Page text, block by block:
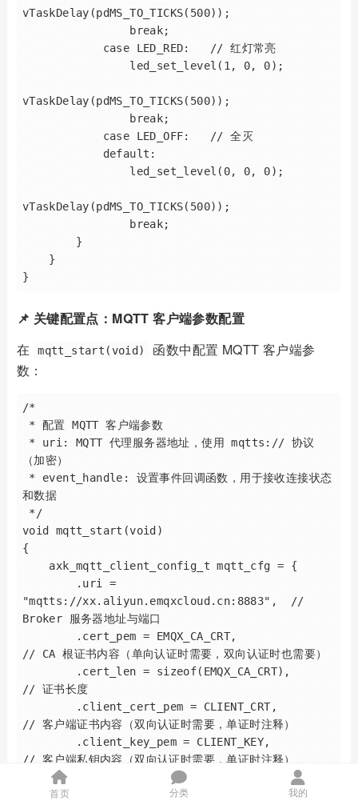
vTaskDelay(pdMS_TO_TICKS(500));
vTaskDelay(pdMS_TO_TICKS(500));
vTaskDelay(pdMS_TO_TICKS(500));
📌 关键配置点：MQTT 客户端参数配置
在
mqtt_start(void)
函数中配置 MQTT 客户端参
数：
/*
（加密）
和数据
void mqtt_start(void)
{
"mqtts://xx.aliyun.emqxcloud.cn:8883",  //
Broker 服务器地址与端口
// CA 根证书内容（单向认证时需要，双向认证时也需要）
// 证书长度
// 客户端证书内容（双向认证时需要，单证时注释）
// 客户端私钥内容（双向认证时需要，单证时注释）
        .username = "wb2-12f",
// 用户名（必须与服务器端设置保持一致）
首页 分类 我的